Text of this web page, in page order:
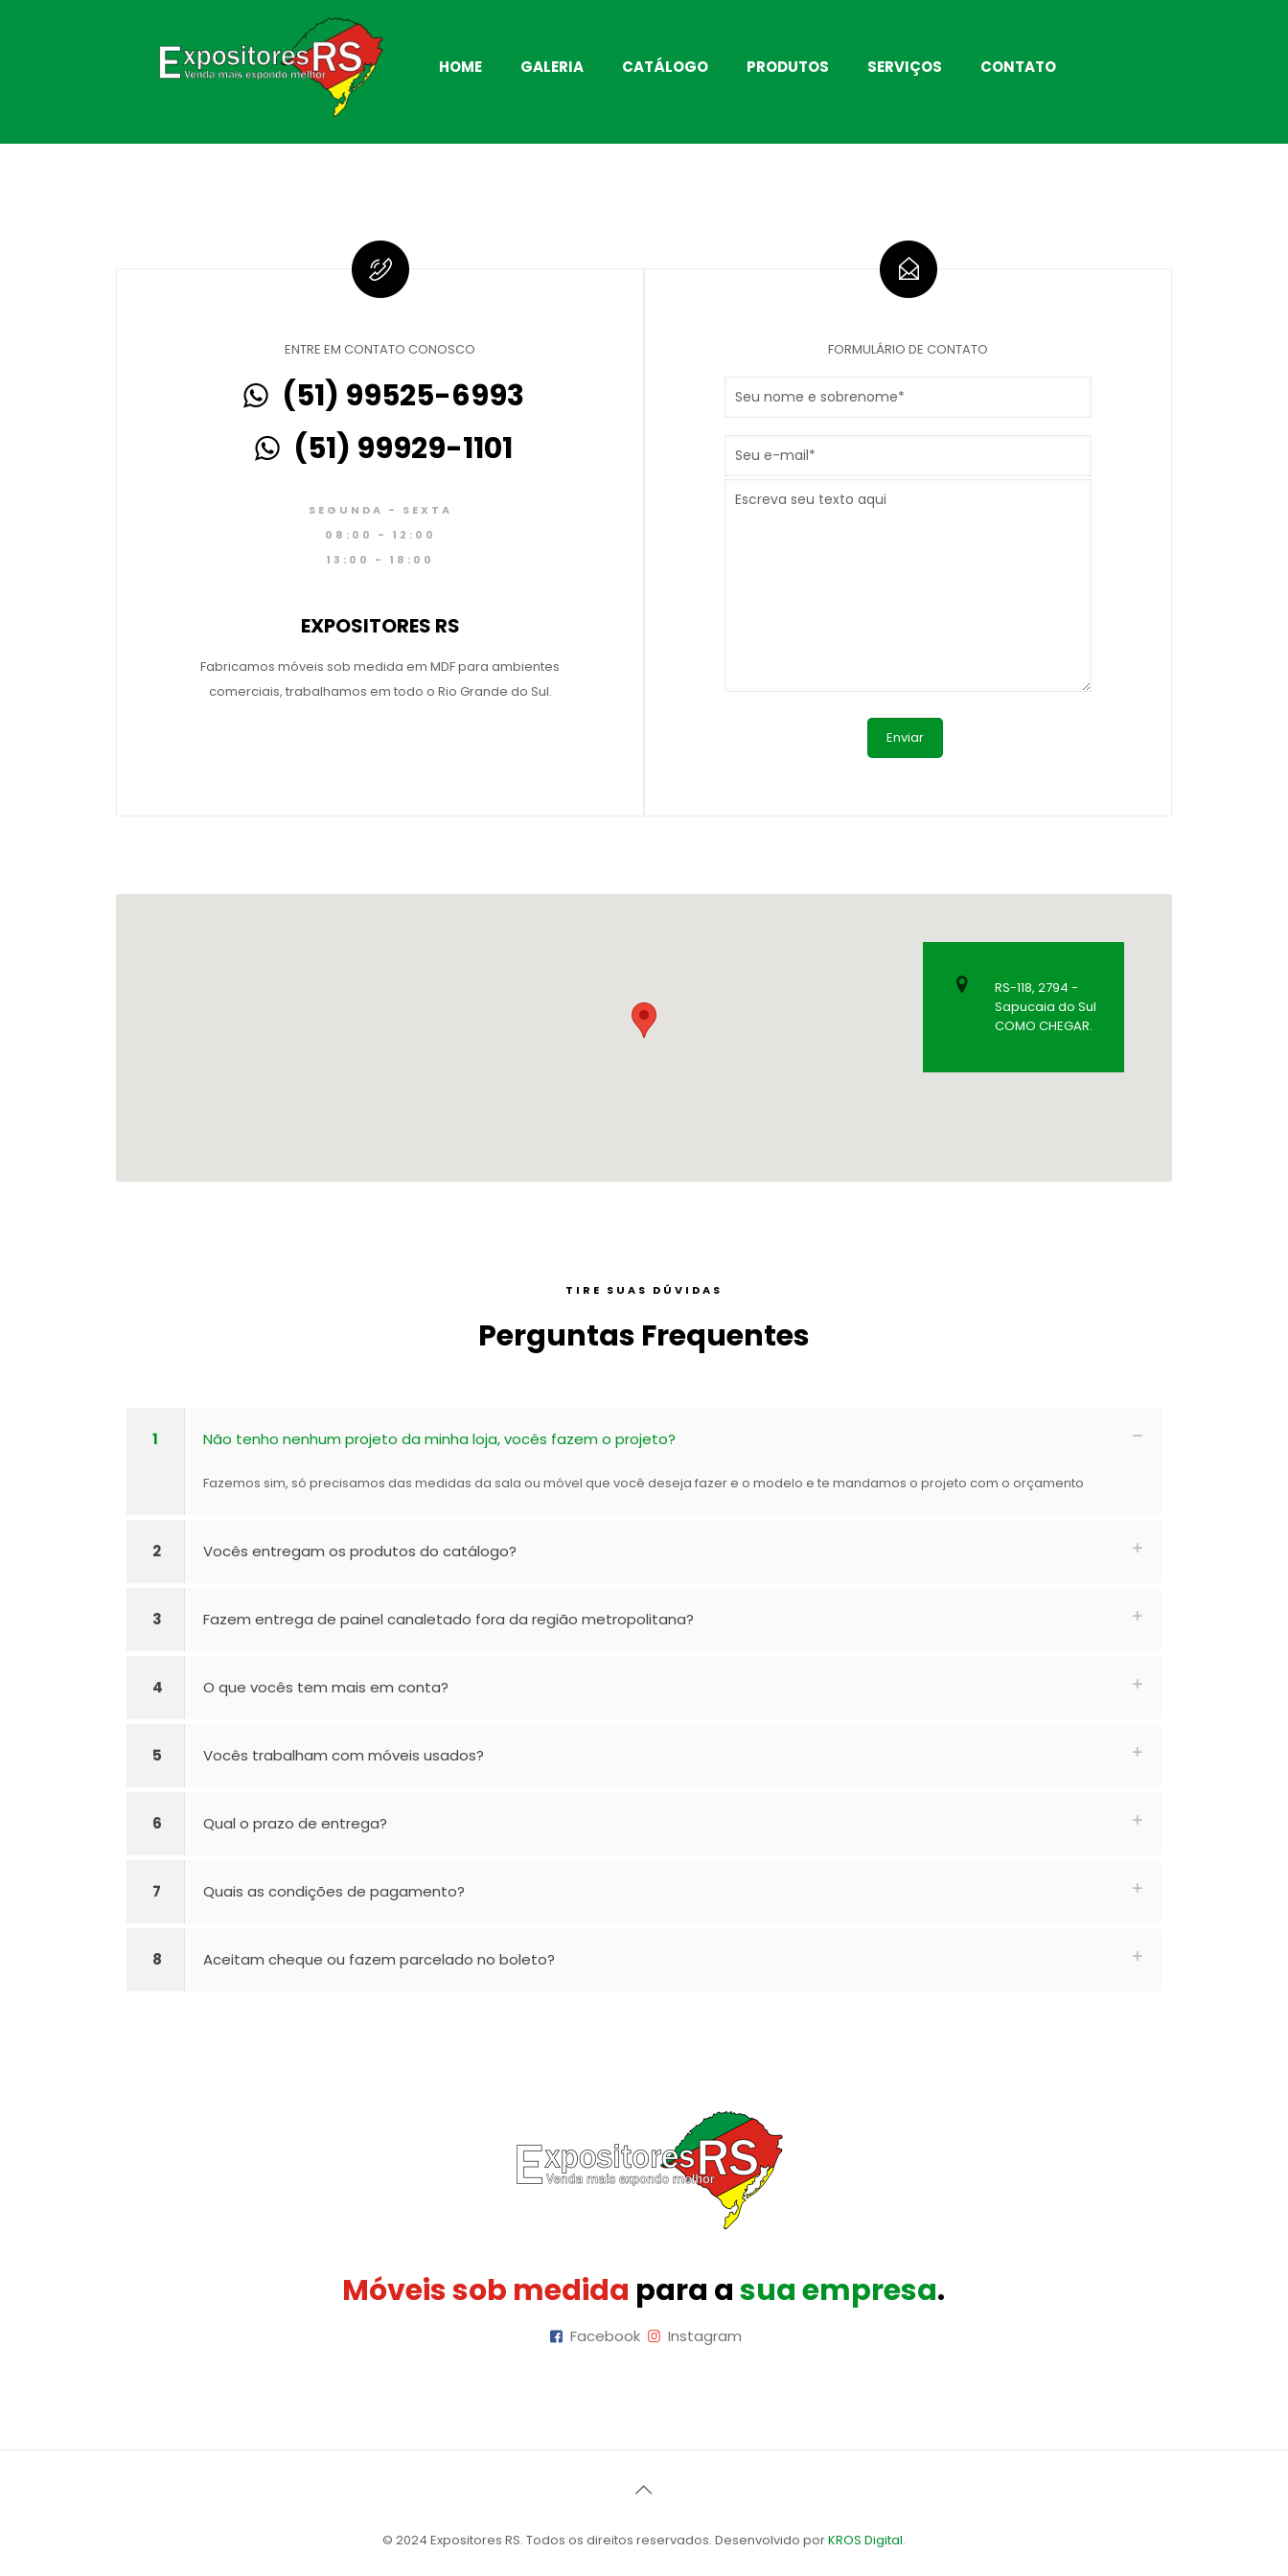
HOME GALERIA CATÁLOGO PRODUTOS SERVIÇOS CONTATO
ENTRE EM CONTATO CONOSCO
(51) 99525-6993
(51) 99929-1101
SEGUNDA - SEXTA
08:00 - 12:00
13:00 - 18:00
EXPOSITORES RS
Fabricamos móveis sob medida em MDF para ambientes
comerciais, trabalhamos em todo o Rio Grande do Sul.
FORMULÁRIO DE CONTATO
RS-118, 2794 -
Sapucaia do Sul
COMO CHEGAR.
TIRE SUAS DÚVIDAS
Perguntas Frequentes
1 Não tenho nenhum projeto da minha loja, vocês fazem o projeto?
Fazemos sim, só precisamos das medidas da sala ou móvel que você deseja fazer e o modelo e te mandamos o projeto com o orçamento
2 Vocês entregam os produtos do catálogo?
3 Fazem entrega de painel canaletado fora da região metropolitana?
4 O que vocês tem mais em conta?
5 Vocês trabalham com móveis usados?
6 Qual o prazo de entrega?
7 Quais as condições de pagamento?
8 Aceitam cheque ou fazem parcelado no boleto?
Móveis sob medida para asua empresa.
Facebook Instagram
© 2024 Expositores RS. Todos os direitos reservados. Desenvolvido porKROS Digital.